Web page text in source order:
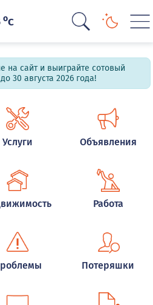
oC
на сайт и выиграйте сотовый
30 августа 2026 года!
Услуги Объявления
Работа
Потеряшки